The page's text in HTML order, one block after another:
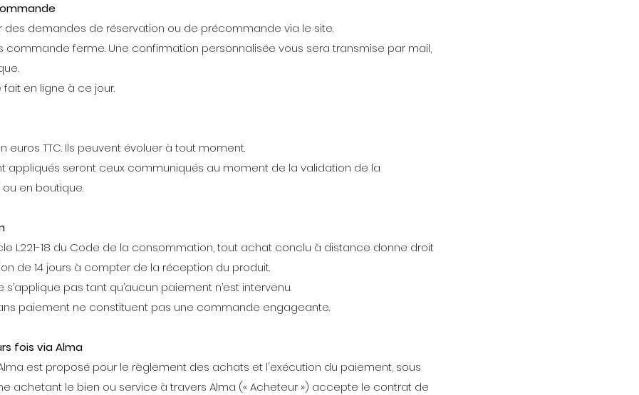
demandes de réservation ou de précommande via le site.
commande ferme. Une confirmation personnalisée vous sera transmise par mail,
en ligne à ce jour.
euros TTC. Ils peuvent évoluer à tout moment.
appliqués seront ceux communiqués au moment de la validation de la
en boutique.
L221-18 du Code de la consommation, tout achat conclu à distance donne droit
de 14 jours à compter de la réception du produit.
pas tant qu’aucun paiement n’est intervenu.
paiement ne constituent pas une commande engageante.
fois via Alma
est proposé pour le règlement des achats et l'exécution du paiement, sous
achetant le bien ou service à travers Alma (« Acheteur ») accepte le contrat de